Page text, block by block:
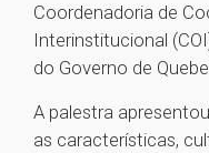
Coordenadoria de
Interinstitucional
do Governo de
A palestra
as características,